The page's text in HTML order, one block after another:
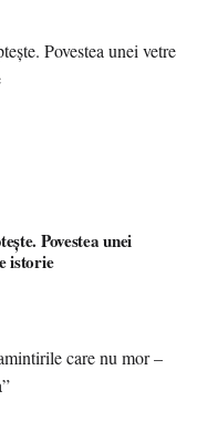
Povestea unei
istorie